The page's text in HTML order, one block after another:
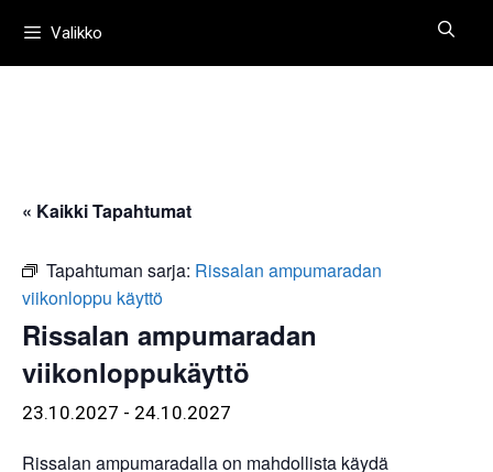
sisältöönValikko
« Kaikki Tapahtumat
Tapahtuman sarja: Rissalan ampumaradan
viikonloppu käyttö
Rissalan ampumaradan
viikonloppukäyttö
23.10.2027 - 24.10.2027
Rissalan ampumaradalla on mahdollista käydä